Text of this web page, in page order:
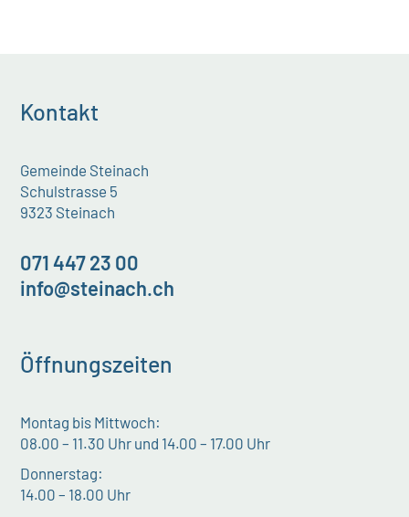
Kontakt
Gemeinde Steinach
Schulstrasse 5
9323 Steinach
071 447 23 00
info@steinach.ch
Öffnungszeiten
Montag bis Mittwoch:
08.00 – 11.30 Uhr und 14.00 – 17.00 Uhr
Donnerstag:
14.00 – 18.00 Uhr